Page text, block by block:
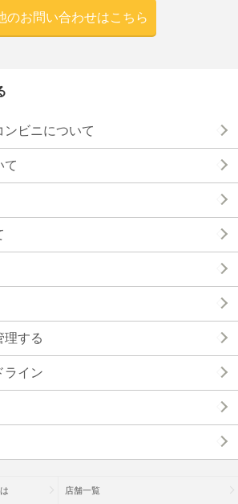
ンビニについて
て
理する
ライン
店舗一覧